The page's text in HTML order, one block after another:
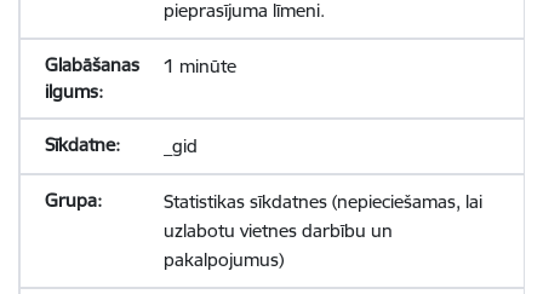
pieprasījuma līmeni.
1 minūte
_gid
Statistikas sīkdatnes (nepieciešamas, lai
uzlabotu vietnes darbību un
pakalpojumus)